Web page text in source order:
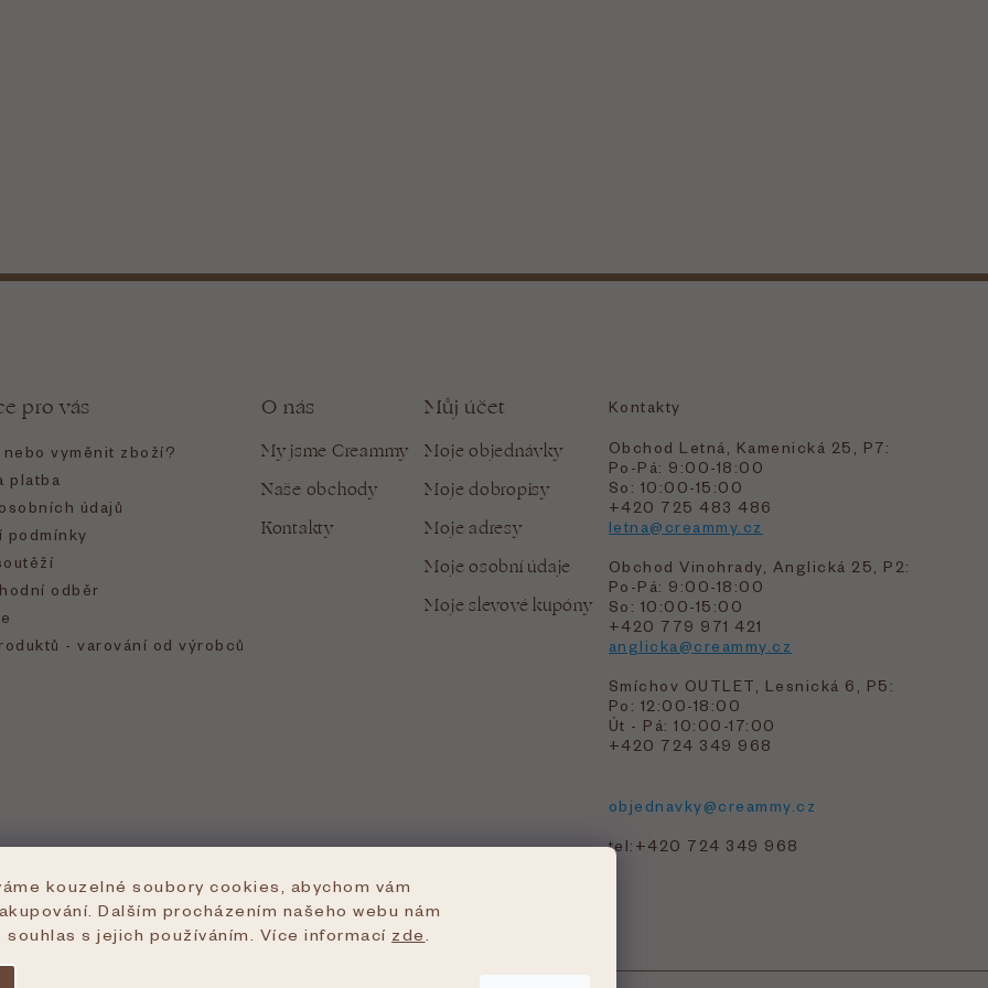
kouzelné soubory cookies, abychom vám
Dalším procházením našeho webu nám
souhlas s jejich používáním. Více informací zde
pro vás
vyměnit zboží?
platba
údajů
podmínky
odběr
- varování od výrobců
O nás
My jsme Creammy
Naše obchody
Kontakty
Můj účet
Moje objednávky
Moje dobropisy
Moje adresy
Moje osobní údaje
Moje slevové kupóny
Kontakty
Obchod Letná, Kamenická 25, P7:
Po-Pá: 9:00-18:00
So: 10:00-15:00
+420 725 483 486
letna@creammy.cz
Obchod Vinohrady, Anglická 25, P2:
Po-Pá: 9:00-18:00
So: 10:00-15:00
+420 779 971 421
anglicka@creammy.cz
Smíchov OUTLET, Lesnická 6, P5:
Po: 12:00-18:00
Út - Pá: 10:00-17:00
+420 724 349 968
objednavky@creammy.cz
tel:+420 724 349 968